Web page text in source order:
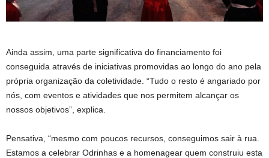
Ainda assim, uma parte significativa do financiamento foi
conseguida através de iniciativas promovidas ao longo do ano pela
própria organização da coletividade. “Tudo o resto é angariado por
nós, com eventos e atividades que nos permitem alcançar os
nossos objetivos”, explica.
Pensativa, “mesmo com poucos recursos, conseguimos sair à rua.
Estamos a celebrar Odrinhas e a homenagear quem construiu esta